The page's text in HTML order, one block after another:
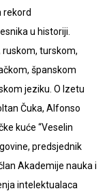
rekord
u historiji.
ruskom, turskom,
španskom
jeziku. O Izetu
Čuka, Alfonso
kuće “Veselin
predsjednik
Akademije nauka i
intelektualaca